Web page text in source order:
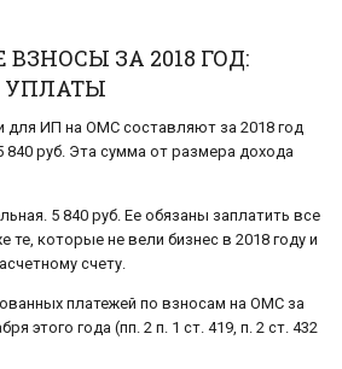
ЗА 2018 ГОД:
УПЛАТЫ
для ИП на ОМС составляют за 2018 год
840 руб. Эта сумма от размера дохода
5 840 руб. Ее обязаны заплатить все
которые не вели бизнес в 2018 году и
счету.
платежей по взносам на ОМС за
этого года (пп. 2 п. 1 ст. 419, п. 2 ст. 432